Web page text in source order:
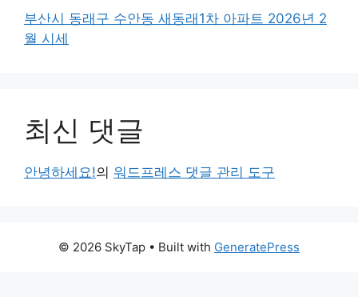
부산시 동래구 수안동 새동래1차 아파트 2026년 2
월 시세
최신 댓글
안녕하세요!의 워드프레스 댓글 관리 도구
© 2026 SkyTap • Built with GeneratePress